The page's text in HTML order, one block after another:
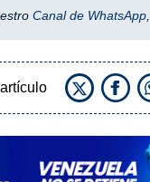
Canal de WhatsApp,